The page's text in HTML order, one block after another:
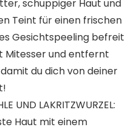
schuppiger Haut und
Teint für einen frischen
Gesichtspeeling befreit
Mitesser und entfernt
du dich von deiner
UND LAKRITZWURZEL:
Haut mit einem